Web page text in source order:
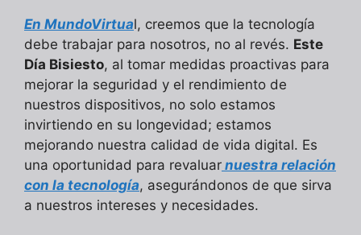
En MundoVirtual, creemos que la tecnología
debe trabajar para nosotros, no al revés. Este
Día Bisiesto, al tomar medidas proactivas para
mejorar la seguridad y el rendimiento de
nuestros dispositivos, no solo estamos
invirtiendo en su longevidad; estamos
mejorando nuestra calidad de vida digital. Es
una oportunidad para revaluar nuestra relación
con la tecnología, asegurándonos de que sirva
a nuestros intereses y necesidades.